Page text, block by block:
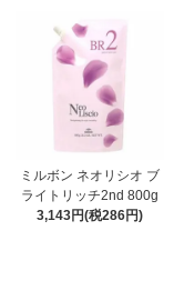
ミルボン ネオリシオ ブ
ライトリッチ2nd 800g
3,143円(税286円)